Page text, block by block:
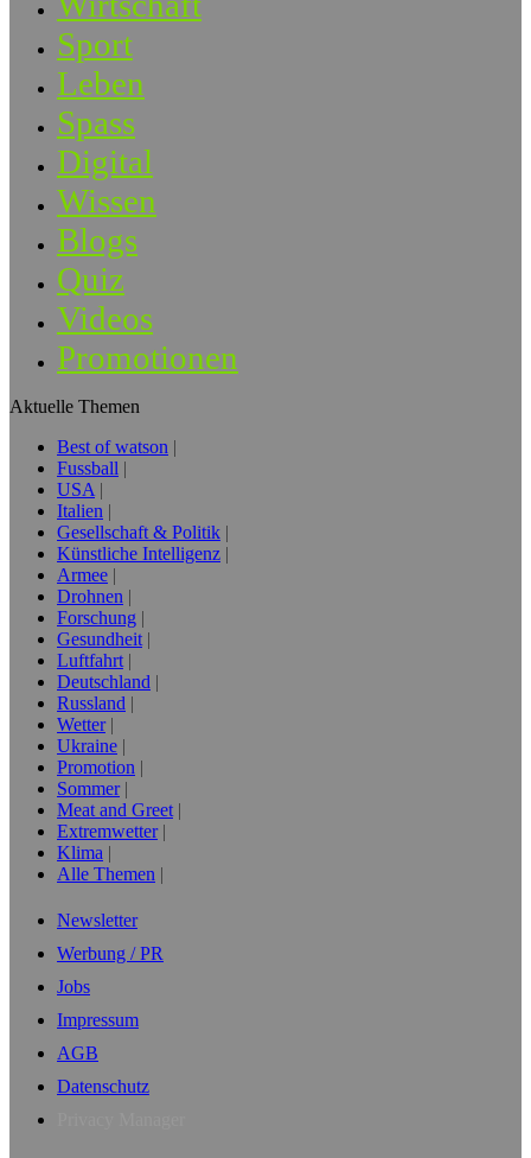
Sport
Leben
Spass
Digital
Wissen
Blogs
Quiz
Videos
Promotionen
Aktuelle Themen
Best of watson
Fussball
USA
Italien
Gesellschaft & Politik
Künstliche Intelligenz
Armee
Drohnen
Forschung
Gesundheit
Luftfahrt
Deutschland
Russland
Wetter
Ukraine
Promotion
Sommer
Meat and Greet
Extremwetter
Klima
Alle Themen
Newsletter
Werbung / PR
Jobs
Impressum
AGB
Datenschutz